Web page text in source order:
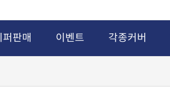
퍼판매 이벤트 각종커버